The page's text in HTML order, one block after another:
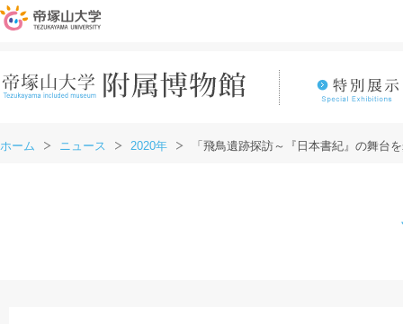
ホーム ニュース 2020年 「飛鳥遺跡探訪～『日本書紀』の舞台